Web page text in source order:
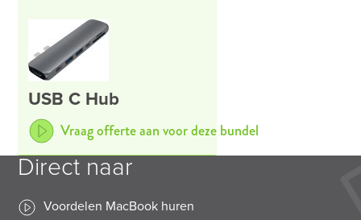
USB C Hub
Vraag offerte aan voor deze bundel
Direct naar
Voordelen MacBook huren